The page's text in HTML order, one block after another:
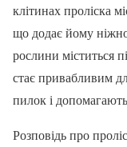
клітинах проліска
що додає йому
рослини міститься
стає привабливим
пилок і
Розповідь про